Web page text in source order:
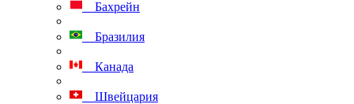
Бахрейн
Бразилия
Канада
Швейцария